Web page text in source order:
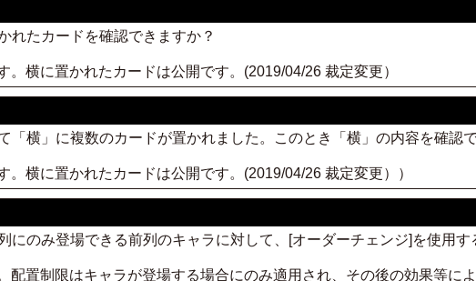
れたカードを確認できますか？
。横に置かれたカードは公開です。(2019/04/26 裁定変更）
「横」に複数のカードが置かれました。このとき「横」の内容を確認
。横に置かれたカードは公開です。(2019/04/26 裁定変更））
にのみ登場できる前列のキャラに対して、[オーダーチェンジ]を使用す
配置制限はキャラが登場する場合にのみ適用され、その後の効果等に